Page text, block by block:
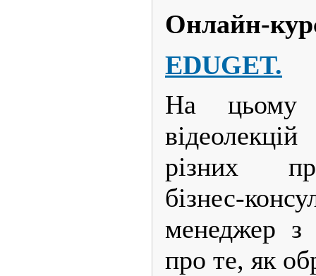
Онлайн-
ЕDUGЕT.
На цьому
різних
бізнес-
менеджер з
про те, як